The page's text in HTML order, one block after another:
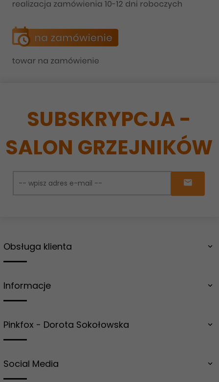
SUBSKRYPCJA -
SALON GRZEJNIKÓW
Obsługa klienta
Informacje
Pinkfox - Dorota Sokołowska
Social Media